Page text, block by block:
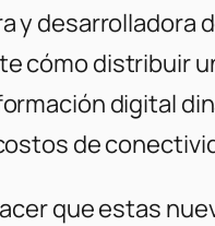
y desarrolladora
cómo distribuir
digital
de
que estas